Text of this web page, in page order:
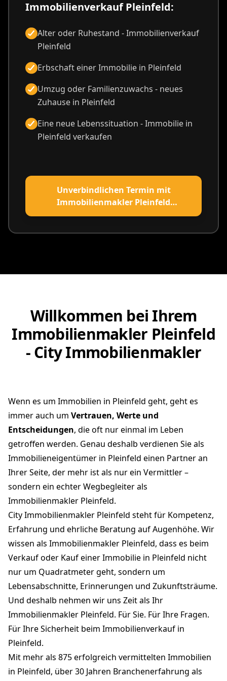
Immobilienverkauf Pleinfeld:
Alter oder Ruhestand - Immobilienverkauf
Pleinfeld
Erbschaft einer Immobilie in Pleinfeld
Umzug oder Familienzuwachs - neues
Zuhause in Pleinfeld
Eine neue Lebenssituation - Immobilie in
Pleinfeld verkaufen
Unverbindlichen Termin mit
Immobilienmakler Pleinfeld
vereinbaren
Willkommen bei Ihrem
Immobilienmakler Pleinfeld
- City Immobilienmakler
Wenn es um Immobilien in Pleinfeld geht, geht es
immer auch um Vertrauen, Werte und
Entscheidungen, die oft nur einmal im Leben
getroffen werden. Genau deshalb verdienen Sie als
Immobilieneigentümer in Pleinfeld einen Partner an
Ihrer Seite, der mehr ist als nur ein Vermittler –
sondern ein echter Wegbegleiter als
Immobilienmakler Pleinfeld.
City Immobilienmakler Pleinfeld steht für Kompetenz,
Erfahrung und ehrliche Beratung auf Augenhöhe. Wir
wissen als Immobilienmakler Pleinfeld, dass es beim
Verkauf oder Kauf einer Immobilie in Pleinfeld nicht
nur um Quadratmeter geht, sondern um
Lebensabschnitte, Erinnerungen und Zukunftsträume.
Und deshalb nehmen wir uns Zeit als Ihr
Immobilienmakler Pleinfeld. Für Sie. Für Ihre Fragen.
Für Ihre Sicherheit beim Immobilienverkauf in
Pleinfeld.
Mit mehr als 875 erfolgreich vermittelten Immobilien
in Pleinfeld, über 30 Jahren Branchenerfahrung als